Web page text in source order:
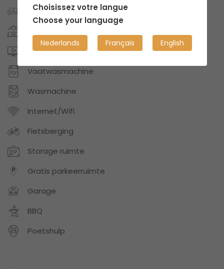
Privéruimte bemeubeld
Digitale TV of Netflix
Vaatwasmachine
Wasmachine
Internet/Wifi
Fietsberging
Storage ruimte
Gratis parkeerruimte
Garage
BBQ
Poetshulp
Choisissez votre langue
Choose your language
Nederlands Français English